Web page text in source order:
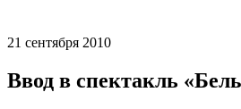
21 сентября 2010
Ввод в спектакль